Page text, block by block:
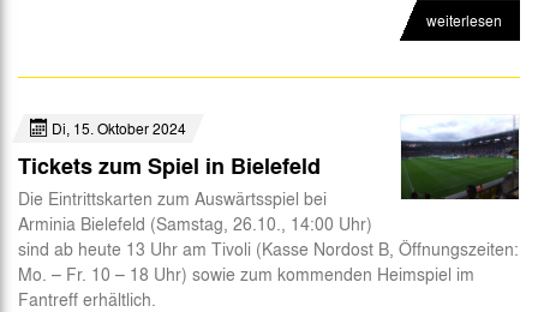
weiterlesen
Di, 15. Oktober 2024
Tickets zum Spiel in Bielefeld
Die Eintrittskarten zum Auswärtsspiel bei
Arminia Bielefeld (Samstag, 26.10., 14:00 Uhr)
sind ab heute 13 Uhr am Tivoli (Kasse Nordost B, Öffnungszeiten:
Mo. – Fr. 10 – 18 Uhr) sowie zum kommenden Heimspiel im
Fantreff erhältlich.